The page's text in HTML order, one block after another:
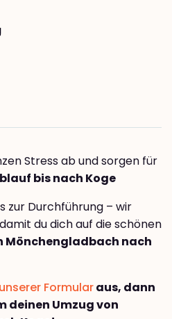
Stress ab und sorgen für
bis nach Koge
zur Durchführung – wir
du dich auf die schönen
Mönchengladbach nach
unserer Formularaus, dann
deinen Umzug von